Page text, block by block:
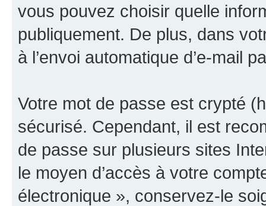
vous pouvez choisir quelle
publiquement. De plus, dans
à l’envoi automatique d’e-mail
Votre mot de passe est crypté
sécurisé. Cependant, il est
de passe sur plusieurs sites
le moyen d’accès à votre
électronique », conservez-le